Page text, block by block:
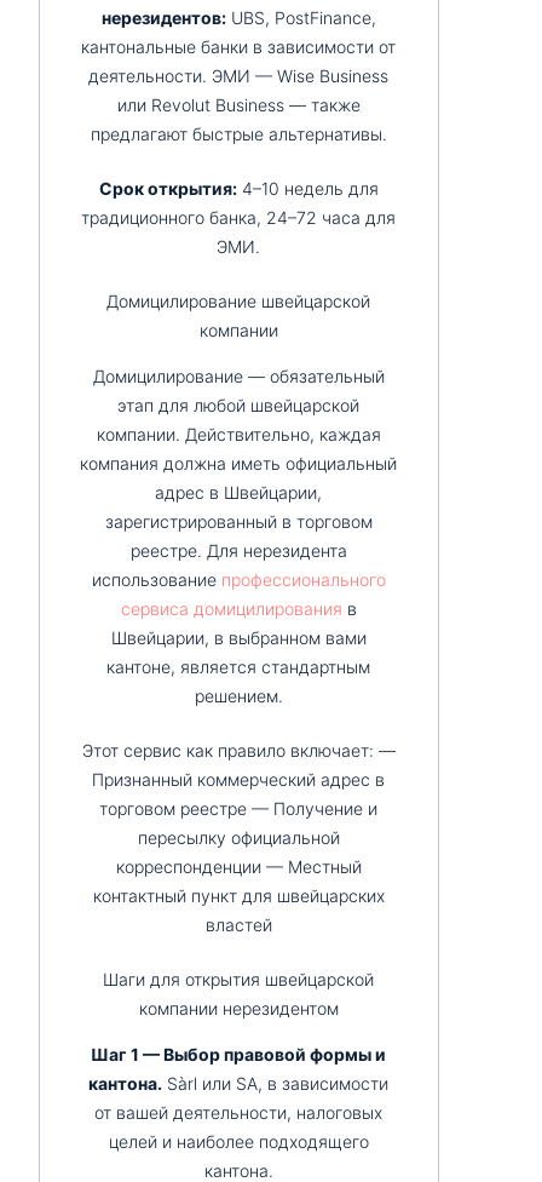
нерезидентов:UBS, PostFinance,
кантональные банки в зависимости от
деятельности. ЭМИ — Wise Business
или Revolut Business — также
предлагают быстрые альтернативы.
Срок открытия:4–10 недель для
традиционного банка, 24–72 часа для
ЭМИ.
Домицилирование швейцарской
компании
Домицилирование — обязательный
этап для любой швейцарской
компании. Действительно, каждая
компания должна иметь официальный
адрес в Швейцарии,
зарегистрированный в торговом
реестре. Для нерезидента
использование профессионального
сервиса домицилирования в
Швейцарии, в выбранном вами
кантоне, является стандартным
решением.
Этот сервис как правило включает: —
Признанный коммерческий адрес в
торговом реестре — Получение и
пересылку официальной
корреспонденции — Местный
контактный пункт для швейцарских
властей
Шаги для открытия швейцарской
компании нерезидентом
Шаг 1 — Выбор правовой формы и
кантона. Sàrl или SA, в зависимости
от вашей деятельности, налоговых
целей и наиболее подходящего
кантона.